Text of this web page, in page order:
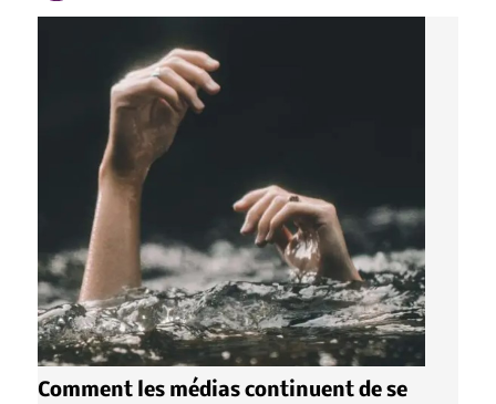
Comment les médias continuent de se